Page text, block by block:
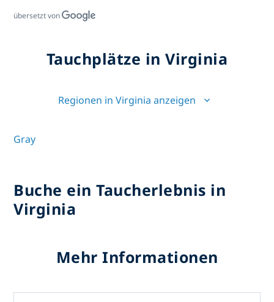
übersetzt von
Tauchplätze in Virginia
Regionen in Virginia anzeigen
Gray
Buche ein Taucherlebnis in
Virginia
Mehr Informationen